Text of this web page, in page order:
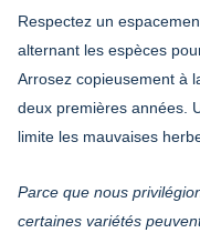
Respectez un
alternant les espèces
Arrosez copieusement à
deux premières années.
limite les mauvaises
Parce que nous
certaines variétés